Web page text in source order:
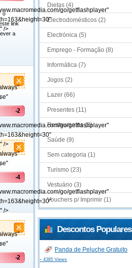
go/getflashplayer"
/>
o
link
a
go/getflashplayer"
/>
-2
go/getflashplayer"
/>
-4
-2
Dietas (4)
Electrodomésticos (2)
Electrónica (5)
Emprego - Formação (8)
Informática (7)
Jogos (2)
Lazer (66)
Presentes (11)
Restaurantes (2)
Saúde (9)
Sem categoria (1)
Turismo (23)
Vestuário (3)
Vouchers p/ Imprimir (1)
Descontos Populares
Panda de Peluche Gratuito
- 4385 Views